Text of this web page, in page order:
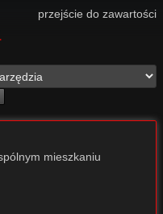
przejście do zawartości
mieszkaniu